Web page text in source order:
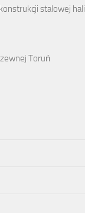
stalowej hali
Toruń